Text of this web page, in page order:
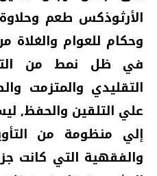
الأرثوذكس طعم
وحكام للعوام والغلاة
في ظل نمط من
التقليدي والمتزمت
علي التلقين والحفظ‏,‏
إلي منظومة من
والفقهية التي كانت